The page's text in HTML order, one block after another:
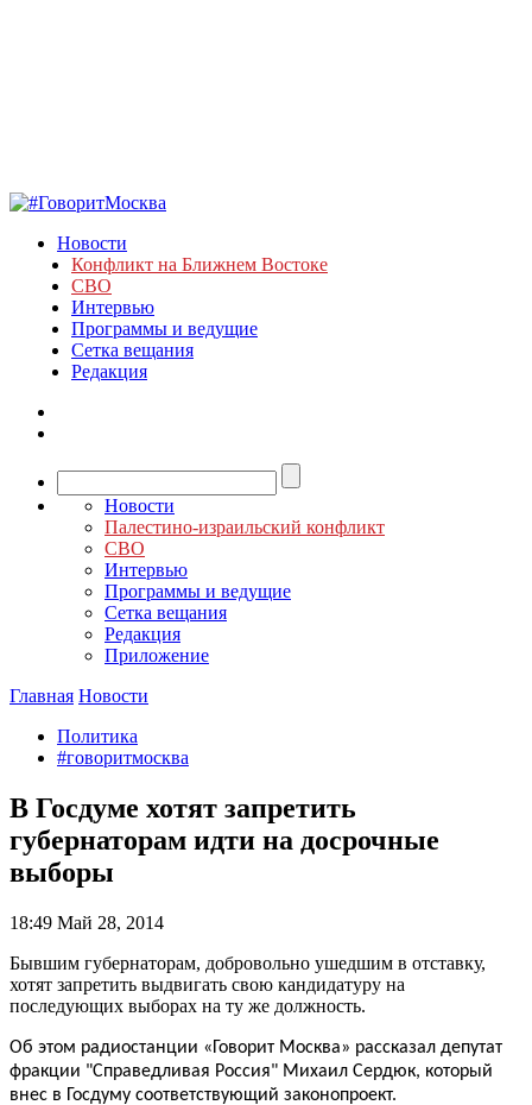
Новости
Конфликт на Ближнем Востоке
СВО
Интервью
Программы и ведущие
Сетка вещания
Редакция
Новости
Палестино-израильский конфликт
СВО
Интервью
Программы и ведущие
Сетка вещания
Редакция
Приложение
Главная Новости
Политика
#говоритмосква
В Госдуме хотят запретить
губернаторам идти на досрочные
выборы
18:49 Май 28, 2014
Бывшим губернаторам, добровольно ушедшим в отставку,
хотят запретить выдвигать свою кандидатуру на
последующих выборах на ту же должность.
Об этом радиостанции «Говорит Москва» рассказал депутат
фракции "Справедливая Россия" Михаил Сердюк, который
внес в Госдуму соответствующий законопроект.